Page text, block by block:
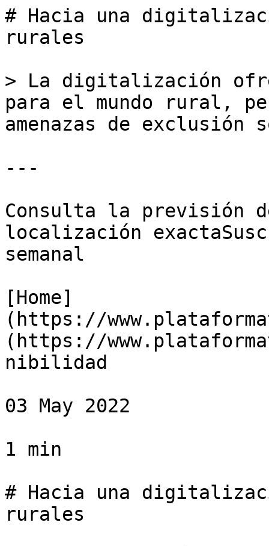
# Hacia una
rurales
> La digitalización
para el mundo rural,
amenazas de exclusión
---
Consulta la previsión
localización
semanal
[Home]
(https://
(https://
nibilidad
03 May 2022
1 min
# Hacia una
rurales